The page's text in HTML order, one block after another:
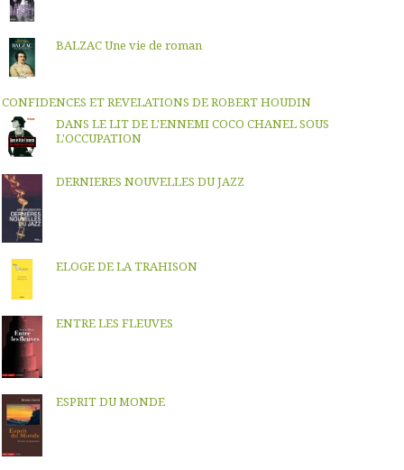
BALZAC Une vie de roman
CONFIDENCES ET REVELATIONS DE ROBERT HOUDIN
DANS LE LIT DE L'ENNEMI COCO CHANEL SOUS
L'OCCUPATION
DERNIERES NOUVELLES DU JAZZ
ELOGE DE LA TRAHISON
ENTRE LES FLEUVES
ESPRIT DU MONDE